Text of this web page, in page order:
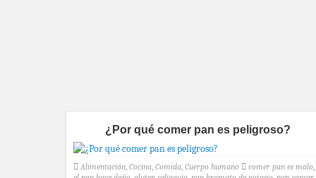
¿Por qué comer pan es peligroso?
Alimentación, Cocina, Comida, Cuerpo humano comer pan es malo,